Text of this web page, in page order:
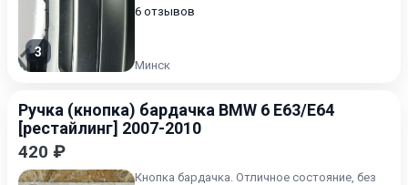
3
6 отзывов
Минск
Ручка (кнопка) бардачка BMW 6 E63/E64
[рестайлинг] 2007-2010
420 ₽
Кнопка бардачка. Отличное состояние, без